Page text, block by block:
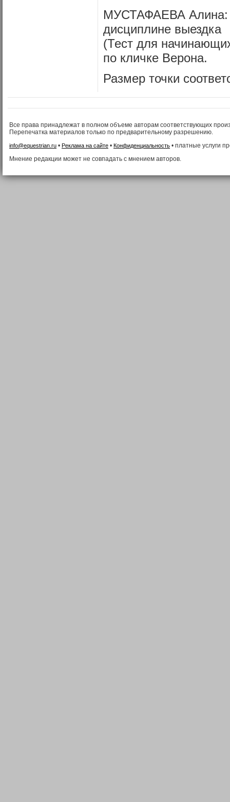
МУСТАФАЕВА Алина:
дисциплине выездка
(Тест для
по кличке Верона.
Размер точки
Все права принадлежат в полном объеме авторам соответствующих
Перепечатка материалов только по предварительному разрешению.
info@equestrian.ru • Реклама на сайте • Конфиденциальность • платные услуги
Мнение редакции может не совпадать с мнением авторов.